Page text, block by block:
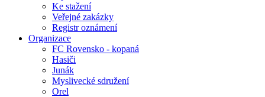
Ke stažení
Veřejné zakázky
Registr oznámení
Organizace
FC Rovensko - kopaná
Hasiči
Junák
Myslivecké sdružení
Orel